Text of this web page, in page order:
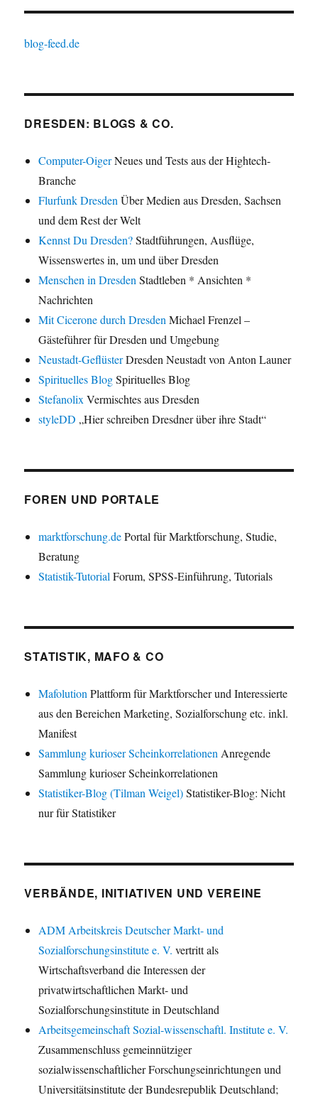
blog-feed.de
DRESDEN: BLOGS & CO.
Computer-OigerNeues und Tests aus der Hightech-
Branche
Flurfunk Dresden Über Medien aus Dresden, Sachsen
und dem Rest der Welt
Kennst Du Dresden?Stadtführungen, Ausflüge,
Wissenswertes in, um und über Dresden
Menschen in Dresden Stadtleben * Ansichten *
Nachrichten
Mit Cicerone durch Dresden Michael Frenzel –
Gästeführer für Dresden und Umgebung
Neustadt-GeflüsterDresden Neustadt von Anton Launer
Spirituelles BlogSpirituelles Blog
Stefanolix Vermischtes aus Dresden
styleDD „Hier schreiben Dresdner über ihre Stadt“
FOREN UND PORTALE
marktforschung.dePortal für Marktforschung, Studie,
Beratung
Statistik-Tutorial Forum, SPSS-Einführung, Tutorials
STATISTIK, MAFO & CO
Mafolution Plattform für Marktforscher und Interessierte
aus den Bereichen Marketing, Sozialforschung etc. inkl.
Manifest
Sammlung kurioser Scheinkorrelationen Anregende
Sammlung kurioser Scheinkorrelationen
Statistiker-Blog (Tilman Weigel)Statistiker-Blog: Nicht
nur für Statistiker
VERBÄNDE, INITIATIVEN UND VEREINE
ADM Arbeitskreis Deutscher Markt- und
Sozialforschungsinstitute e. V. vertritt als
Wirtschaftsverband die Interessen der
privatwirtschaftlichen Markt- und
Sozialforschungsinstitute in Deutschland
Arbeitsgemeinschaft Sozial-wissenschaftl. Institute e. V.
Zusammenschluss gemeinnütziger
sozialwissenschaftlicher Forschungseinrichtungen und
Universitätsinstitute der Bundesrepublik Deutschland;